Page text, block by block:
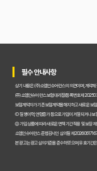
필수 안내사항
상기 내용은 (주)쇼엠인슈어런스의 의견이며, 계약
(주)쇼엠인슈어런스 보험대리점(등록번호 제
보험계약자가 기존 보험계약을 해지하고 새로운 보
① 질병이력, 연령증가 등으로 가입이 거절되거나 보
② 가입 상품에 따라 새로운 면책기간 적용 및 보장
쇼엠인슈어런스 준법감시인 심의필 제
본 광고는 광고심의기준을 준수하였으며, 유효기간